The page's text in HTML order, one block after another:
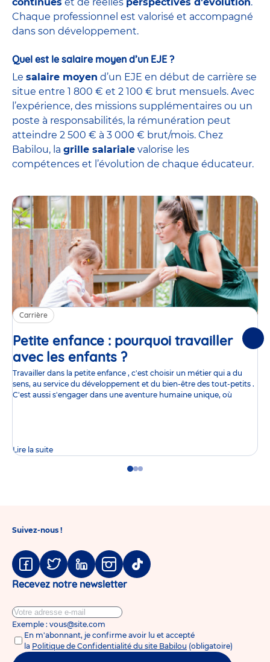
Chaque professionnel est valorisé et accompagné
dans son développement.
Quel est le salaire moyen d’un EJE ?
Le salaire moyen d’un EJE en début de carrière se
situe entre 1 800 € et 2 100 € brut mensuels. Avec
l’expérience, des missions supplémentaires ou un
poste à responsabilités, la rémunération peut
atteindre 2 500 € à 3 000 € brut/mois. Chez
Babilou, la grille salariale valorise les
compétences et l’évolution de chaque éducateur.
Carrière
Petite enfance : pourquoi travailler
avec les enfants ?Article
Travailler dans la petite enfance , c'est choisir un métier qui a du
sens, au service du développement et du bien-être des tout-petits .
C'est aussi s'engager dans une aventure humaine unique, où
Lire la suite
GoGoGo
Suivez-nous !
Facebook
TwitterLinkedinInstagram
Tiktok
Recevez notre newsletter
Exemple : vous@site.com
En m'abonnant, je confirme avoir lu et accepté
la Politique de Confidentialité du site Babilou (obligatoire)